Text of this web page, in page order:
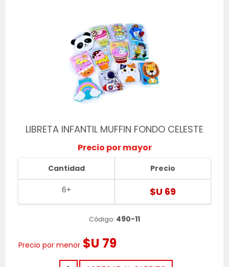
LIBRETA INFANTIL MUFFIN FONDO CELESTE
Precio por mayor
Cantidad
6+
Precio
$U 69
Código: 490-11
Precio por menor $U 79